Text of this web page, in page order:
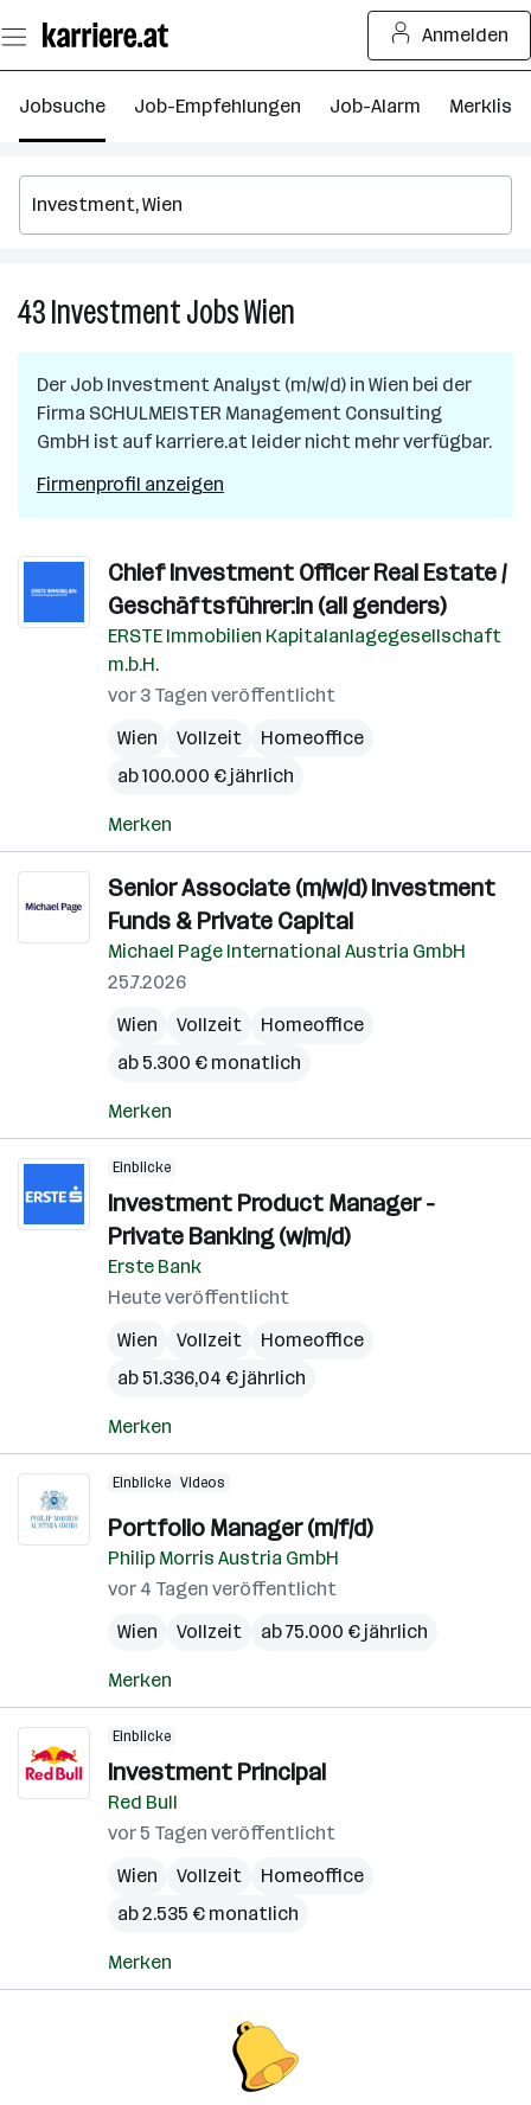
Seiteninhalt
springen
Anmelden
Jobsuche Job-Empfehlungen Job-Alarm Merkliste
43InvestmentJobsWien
in
Wien
Der Job Investment Analyst (m/w/d) in Wien bei der
Firma SCHULMEISTER Management Consulting
GmbH ist auf karriere.at leider nicht mehr verfügbar.
Firmenprofil anzeigen
Chief Investment Officer Real Estate /
Geschäftsführer:in (all genders)
ERSTE Immobilien Kapitalanlagegesellschaft
m.b.H.
vor 3 Tagen veröffentlicht
Wien
Vollzeit
Homeoffice
ab 100.000 € jährlich
Merken
Senior Associate (m/w/d) Investment
Funds & Private Capital
Michael Page International Austria GmbH
25.7.2026
Wien
Vollzeit
Homeoffice
ab 5.300 € monatlich
Merken
Einblicke
Investment Product Manager -
Private Banking (w/m/d)
Erste Bank
Heute veröffentlicht
Wien
Vollzeit
Homeoffice
ab 51.336,04 € jährlich
Merken
Einblicke Videos
Portfolio Manager (m/f/d)
Philip Morris Austria GmbH
vor 4 Tagen veröffentlicht
Wien
Vollzeit ab 75.000 € jährlich
Merken
Einblicke
Investment Principal
Red Bull
vor 5 Tagen veröffentlicht
Wien
Vollzeit
Homeoffice
ab 2.535 € monatlich
Merken